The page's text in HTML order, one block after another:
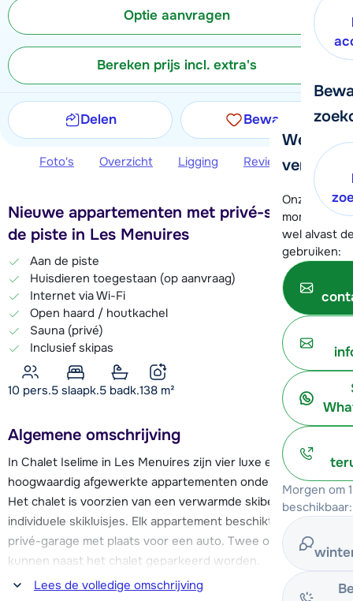
We
verder!
Onze
moment
wel alvast
gebruiken:
Morgen om
beschikbaar:
Optie aanvragen
Bereken prijs incl. extra's
Delen Bewaren
Foto's Overzicht Ligging Reviews
Nieuwe appartementen met privé-sauna aan
de piste in Les Menuires
Aan de piste
Huisdieren toegestaan (op aanvraag)
Internet via Wi-Fi
Open haard / houtkachel
Sauna (privé)
Inclusief skipas
10 pers.5 slaapk.5 badk.138 m²
Algemene omschrijving
In Chalet Iselime in Les Menuires zijn vier luxe en
hoogwaardig afgewerkte appartementen ondergebracht.
Het chalet is voorzien van een verwarmde skiberging met
individuele skikluisjes. Elk appartement beschikt over een
privé-garage met plaats voor een auto. Twee overige auto's
kunnen naast het chalet geparkeerd worden.
Lees de volledige omschrijving